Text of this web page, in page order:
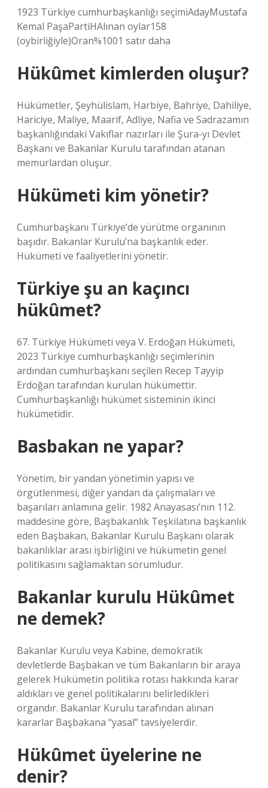
1923 Türkiye cumhurbaşkanlığı seçimiAdayMustafa
Kemal PaşaPartiHAlınan oylar158
(oybirliğiyle)Oran%1001 satır daha
Hükûmet kimlerden oluşur?
Hükümetler, Şeyhülislam, Harbiye, Bahriye, Dahiliye,
Hariciye, Maliye, Maarif, Adliye, Nafia ve Sadrazamın
başkanlığındaki Vakıflar nazırları ile Şura-yı Devlet
Başkanı ve Bakanlar Kurulu tarafından atanan
memurlardan oluşur.
Hükümeti kim yönetir?
Cumhurbaşkanı Türkiye’de yürütme organının
başıdır. Bakanlar Kurulu’na başkanlık eder.
Hükümeti ve faaliyetlerini yönetir.
Türkiye şu an kaçıncı
hükûmet?
67. Türkiye Hükümeti veya V. Erdoğan Hükümeti,
2023 Türkiye cumhurbaşkanlığı seçimlerinin
ardından cumhurbaşkanı seçilen Recep Tayyip
Erdoğan tarafından kurulan hükümettir.
Cumhurbaşkanlığı hükümet sisteminin ikinci
hükümetidir.
Basbakan ne yapar?
Yönetim, bir yandan yönetimin yapısı ve
örgütlenmesi, diğer yandan da çalışmaları ve
başarıları anlamına gelir. 1982 Anayasası’nın 112.
maddesine göre, Başbakanlık Teşkilatına başkanlık
eden Başbakan, Bakanlar Kurulu Başkanı olarak
bakanlıklar arası işbirliğini ve hükümetin genel
politikasını sağlamaktan sorumludur.
Bakanlar kurulu Hükûmet
ne demek?
Bakanlar Kurulu veya Kabine, demokratik
devletlerde Başbakan ve tüm Bakanların bir araya
gelerek Hükümetin politika rotası hakkında karar
aldıkları ve genel politikalarını belirledikleri
organdır. Bakanlar Kurulu tarafından alınan
kararlar Başbakana “yasal” tavsiyelerdir.
Hükûmet üyelerine ne
denir?